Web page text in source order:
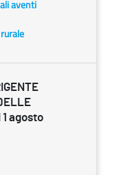
aventi
1 agosto